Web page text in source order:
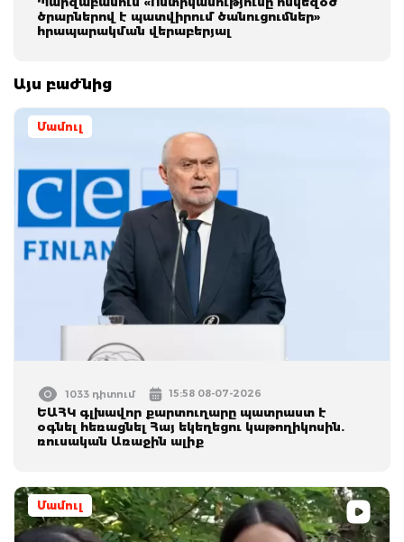
ծրարներով է պատվիրում ծանուցումներ»
հրապարակման վերաբերյալ
Այս բաժնից
Մամուլ
1033 դիտում 15:58 08-07-2026
ԵԱՀԿ գլխավոր քարտուղարը պատրաստ է
օգնել հեռացնել Հայ եկեղեցու կաթողիկոսին.
ռուսական Առաջին ալիք
Մամուլ